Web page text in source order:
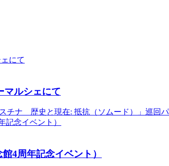
マルシェにて
チナ 歴史と現在: 抵抗（ソムード）」巡回
4周年記念イベント）